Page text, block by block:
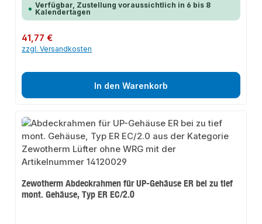
Verfügbar, Zustellung voraussichtlich in 6 bis 8
Kalendertagen
Regulärer Preis:
41,77 €
zzgl. Versandkosten
In den Warenkorb
Zewotherm Abdeckrahmen für UP-Gehäuse ER bei zu tief
mont. Gehäuse, Typ ER EC/2.0